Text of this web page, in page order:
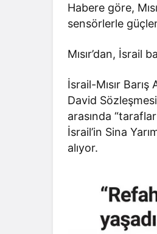
Habere göre,
sensörlerle
Mısır’dan, İsrail
İsrail-Mısır
David
arasında
İsrail’in Sina
alıyor.